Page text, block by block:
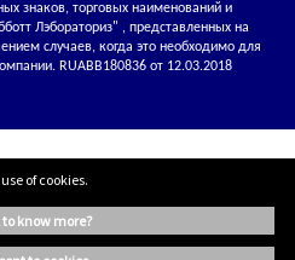
знаков, торговых наименований и
Лэбораториз" , представленных на
случаев, когда это необходимо для
RUABB180836 от 12.03.2018
of cookies.
to know more?